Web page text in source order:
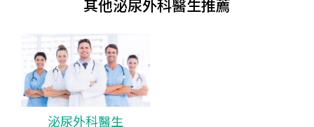
其他泌尿外科醫生推薦
泌尿外科醫生